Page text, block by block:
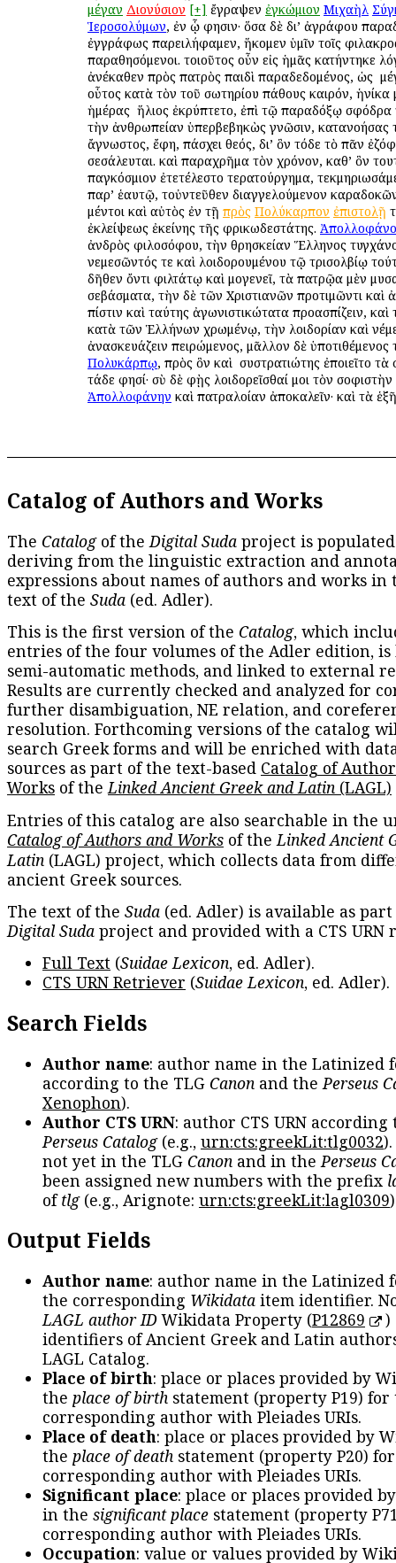
μέγαν Διονύσιον [+] ἔγραψεν ἐγκώμιον Μιχαὴλ
Ἱεροσολύμων, ἐν ᾧ φησιν· ὅσα δὲ δι’ ἀγράφου
ἐγγράφως παρειλήφαμεν, ἥκομεν ὑμῖν τοῖς
παραθησόμενοι. τοιοῦτος οὖν εἰς ἡμᾶς κατήντηκε
ἀνέκαθεν πρὸς πατρὸς παιδὶ παραδεδομένος, ὡς ὁ
οὗτος κατὰ τὸν τοῦ σωτηρίου πάθους καιρόν, ἡνίκα
ἡμέρας ὁ ἥλιος ἐκρύπτετο, ἐπὶ τῷ παραδόξῳ σφόδρα
τὴν ἀνθρωπείαν ὑπερβεβηκὼς γνῶσιν, κατανοήσας
ἄγνωστος, ἔφη, πάσχει θεός, δι’ ὃν τόδε τὸ πᾶν
σεσάλευται. καὶ παραχρῆμα τὸν χρόνον, καθ’ ὃν
παγκόσμιον ἐτετέλεστο τερατούργημα,
παρ’ ἑαυτῷ, τοὐντεῦθεν διαγγελούμενον
μέντοι καὶ αὐτὸς ἐν τῇ πρὸς Πολύκαρπον ἐπιστολῇ
ἐκλείψεως ἐκείνης τῆς φρικωδεστάτης.
ἀνδρὸς φιλοσόφου, τὴν θρησκείαν Ἕλληνος
νεμεσῶντός τε καὶ λοιδορουμένου τῷ τρισολβίῳ
δῆθεν ὄντι φιλτάτῳ καὶ ὁμογενεῖ, τὰ πατρῷα μὲν
σεβάσματα, τὴν δὲ τῶν Χριστιανῶν προτιμῶντι καὶ
πίστιν καὶ ταύτης ἀγωνιστικώτατα προασπίζειν,
κατὰ τῶν Ἑλλήνων χρωμένῳ, τὴν λοιδορίαν καὶ
ἀνασκευάζειν πειρώμενος, μᾶλλον δὲ ὑποτιθέμενος
Πολυκάρπῳ, πρὸς ὃν καὶ ὁ συστρατιώτης ἐποιεῖτο
τάδε φησί· σὺ δὲ φῂς λοιδορεῖσθαί μοι τὸν σοφιστὴν
Ἀπολλοφάνην καὶ πατραλοίαν ἀποκαλεῖν· καὶ τὰ
Catalog of Authors and Works
The Catalogof theDigital Suda project is
deriving from the linguistic extraction and
expressions about names of authors and works in
text of the Suda (ed. Adler).
This is the first version of the Catalog, which
entries of the four volumes of the Adler edition, is
semi-automatic methods, and linked to external
Results are currently checked and analyzed for
further disambiguation, NE relation, and
resolution. Forthcoming versions of the catalog
search Greek forms and will be enriched with
sources as part of the text-based Catalog of
Works of theLinked Ancient Greek and Latin (LAGL)
Entries of this catalog are also searchable in the
Catalog of Authors and Works of theLinked Ancient
Latin (LAGL) project, which collects data from
ancient Greek sources.
The text of the Suda (ed. Adler) is available as
Digital Suda project and provided with a CTS URN
Full Text (Suidae Lexicon, ed. Adler).
CTS URN Retriever (Suidae Lexicon, ed. Adler).
Search Fields
Author name: author name in the Latinized
according to the TLG Canon and thePerseus
Xenophon).
Author CTS URN: author CTS URN according
Perseus Catalog(e.g., urn:cts:greekLit:tlg0032
not yet in the TLG Canon and in thePerseus
been assigned new numbers with the prefix
oftlg(e.g., Arignote: urn:cts:greekLit:lagl0309
Output Fields
Author name: author name in the Latinized
the corresponding Wikidata item identifier.
LAGL author IDWikidata Property (P12869
)
identifiers of Ancient Greek and Latin
LAGL Catalog.
Place of birth: place or places provided by
the place of birth statement (property P19) for
corresponding author with Pleiades URIs.
Place of death: place or places provided by
the place of death statement (property P20)
corresponding author with Pleiades URIs.
Significant place: place or places provided
in the significant place statement (property
corresponding author with Pleiades URIs.
Occupation: value or values provided by